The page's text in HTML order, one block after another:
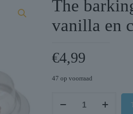
The
vanilla en
€4,99
47 op voorraad